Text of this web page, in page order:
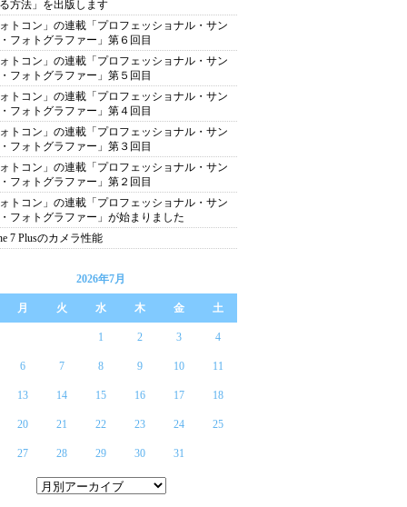
方法」を出版します
トコン」の連載「プロフェッショナル・サン
フォトグラファー」第６回目
トコン」の連載「プロフェッショナル・サン
フォトグラファー」第５回目
トコン」の連載「プロフェッショナル・サン
フォトグラファー」第４回目
トコン」の連載「プロフェッショナル・サン
フォトグラファー」第３回目
トコン」の連載「プロフェッショナル・サン
フォトグラファー」第２回目
トコン」の連載「プロフェッショナル・サン
フォトグラファー」が始まりました
7 Plusのカメラ性能
2026年7月
月 火 水 木 金 土
1 2 3 4
6 7 8 9 10 11
13 14 15 16 17 18
20 21 22 23 24 25
27 28 29 30 31